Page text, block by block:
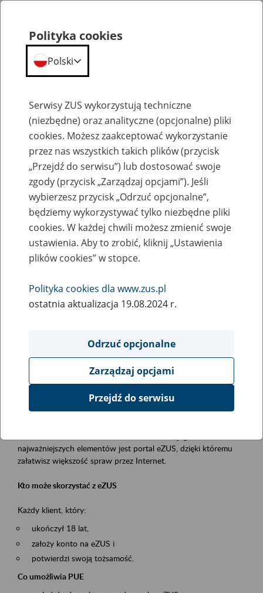
Szkolenia
Zaproś ZUS do siebie - zakładanie profili
eZUS w siedzibie Twojej firmy
Rodzaj wydarzenia
Szkolenia
Obszar merytoryczny
obsługa klientów
Opis wydarzenia
Platforma Usług Elektronicznych ZUS eZUS
najważniejszych elementów jest portal eZUS, dzięki któremu
załatwisz większość spraw przez Internet.
Kto może skorzystać z eZUS
Każdy klient, który:
ukończył 18 lat,
założy konto na eZUS i
potwierdzi swoją tożsamość.
Co umożliwia PUE
Polityka cookies
Polski
Serwisy ZUS wykorzystują techniczne
(niezbędne) oraz analityczne (opcjonalne) pliki
cookies. Możesz zaakceptować wykorzystanie
przez nas wszystkich takich plików (przycisk
„Przejdź do serwisu”) lub dostosować swoje
zgody (przycisk „Zarządzaj opcjami”). Jeśli
wybierzesz przycisk „Odrzuć opcjonalne”,
będziemy wykorzystywać tylko niezbędne pliki
cookies. W każdej chwili możesz zmienić swoje
ustawienia. Aby to zrobić, kliknij „Ustawienia
plików cookies” w stopce.
Polityka cookies dla www.zus.pl
ostatnia aktualizacja 19.08.2024 r.
Odrzuć opcjonalne
Zarządzaj opcjami
Przejdź do serwisu